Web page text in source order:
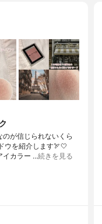
が信じられないくら
ウを紹介します🏹🤍
カラー …続きを見る